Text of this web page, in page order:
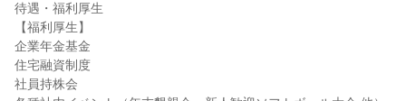
待遇・福利厚生
【福利厚生】
企業年金基金
住宅融資制度
社員持株会